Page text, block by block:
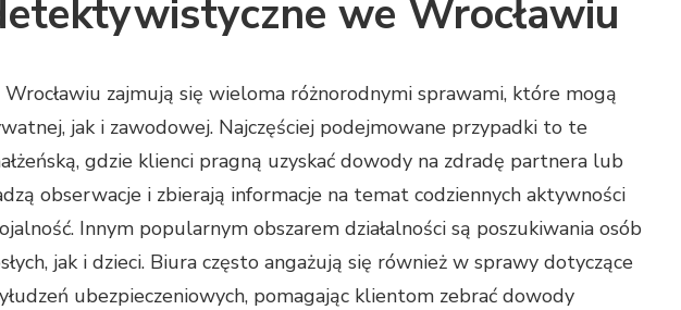
we Wrocławiu
zajmują się wieloma różnorodnymi sprawami, które mogą
jak i zawodowej. Najczęściej podejmowane przypadki to te
gdzie klienci pragną uzyskać dowody na zdradę partnera lub
obserwacje i zbierają informacje na temat codziennych aktywności
Innym popularnym obszarem działalności są poszukiwania osób
jak i dzieci. Biura często angażują się również w sprawy dotyczące
ubezpieczeniowych, pomagając klientom zebrać dowody